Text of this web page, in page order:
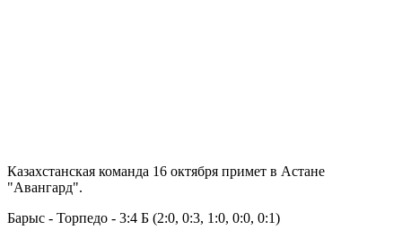
Казахстанская команда 16 октября примет в Астане
"Авангард".
Барыс - Торпедо - 3:4 Б (2:0, 0:3, 1:0, 0:0, 0:1)